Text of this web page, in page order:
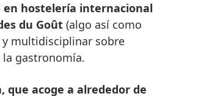
en hostelería internacional
du Goût (algo así como
y multidisciplinar sobre
gastronomía.
que acoge a alrededor de